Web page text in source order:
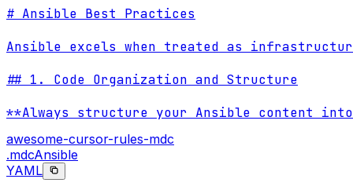
# Ansible Best Practices
Ansible excels when treated as
## 1. Code Organization and Structure
**Always structure your Ansible content
awesome-cursor-rules-mdc
.mdcAnsible
YAML